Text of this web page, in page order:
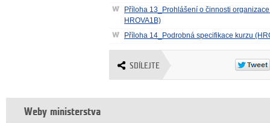
Příloha 13_Prohlášení o činnosti
HROVA1B)
Příloha 14_Podrobná specifikace kurzu
SDÍLEJTE
Weby ministerstva